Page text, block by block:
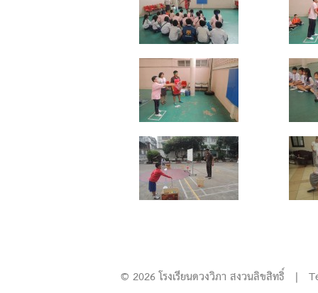
© 2026 โรงเรียนดวงวิภา สงวนลิขสิทธิ์ |